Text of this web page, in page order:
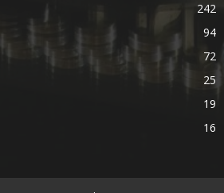
242
94
72
25
19
16